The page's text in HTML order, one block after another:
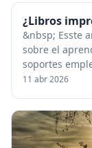
¿Libros
&nbsp; Esste
sobre el
soportes
impresos
11 abr 2026